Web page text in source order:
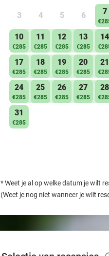
3 4 5 6 7
10
€285
11
€285
12
€285
13
€285
14
17
€285
18
€285
19
€285
20
€285
21
24
€285
25
€285
26
€285
27
€285
28
31
€285
*Weet je al op welke datum je wilt
(Weet je nog niet wanneer je wilt